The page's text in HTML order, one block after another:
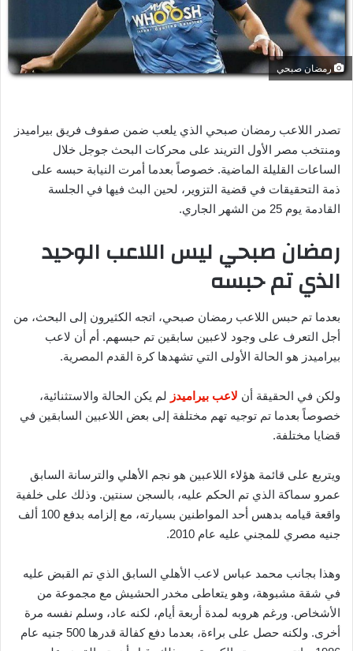
إ
ل
ك
ت
ي
ا
رمضان صبحي
تصدر اللاعب رمضان صبحي الذي يلعب ضمن صفوف فريق بيراميدز
ومنتخب مصر الأول التريند على محركات البحث جوجل خلال
الساعات القليلة الماضية. خصوصاً بعدما أمرت النيابة حبسه على
ذمة التحقيقات في قضية التزوير، لحين البث فيها في الجلسة
القادمة يوم 25 من الشهر الجاري.
رمضان صبحي ليس اللاعب الوحيد
الذي تم حبسه
بعدما تم حبس اللاعب رمضان صبحي، اتجه الكثيرون إلى البحث، من
أجل التعرف على وجود لاعبين سابقين تم حبسهم. أم أن لاعب
بيراميدز هو الحالة الأولى التي تشهدها كرة القدم المصرية.
ولكن في الحقيقة أن لاعب بيراميدز لم يكن الحالة والاستثنائية،
خصوصاً بعدما تم توجيه تهم مختلفة إلى بعض اللاعبين السابقين في
قضايا مختلفة.
ويتربع على قائمة هؤلاء اللاعبين هو نجم الأهلي والترسانة السابق
عمرو سماكة الذي تم الحكم عليه، بالسجن سنتين. وذلك على خلفية
واقعة قيامه بدهس أحد المواطنين بسيارته، مع إلزامه بدفع 100 ألف
جنيه مصري للمجني عليه عام 2010.
وهذا بجانب محمد عباس لاعب الأهلي السابق الذي تم القبض عليه
في شقة مشبوهة، وهو يتعاطى مخدر الحشيش مع مجموعة من
الأشخاص. ورغم هروبه لمدة أربعة أيام، لكنه عاد، وسلم نفسه مرة
أخرى. ولكنه حصل على براءة، بعدما دفع كفالة قدرها 500 جنيه عام